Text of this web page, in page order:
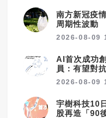
南方新冠疫
周期性波動
2026-08-09
AI首次成功
員：有望對
2026-08-09
宇樹科技10
股再造「90